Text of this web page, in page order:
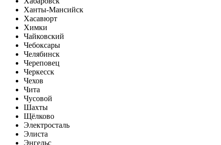
Ханты-Мансийск
Хасавюрт
Химки
Чайковский
Чебоксары
Челябинск
Череповец
Черкесск
Чехов
Чита
Чусовой
Шахты
Щёлково
Электросталь
Элиста
Энгельс